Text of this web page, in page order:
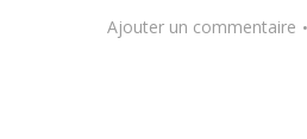
Ajouter un commentaire